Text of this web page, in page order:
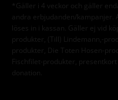
*Gäller i 4 veckor och gäller
andra erbjudanden/
löses in i kassan. Gäller ej vid
produkter, (Till) Lindemann,-
produkter, Die Toten Hosen-
Fischfilet-produkter,
donation.